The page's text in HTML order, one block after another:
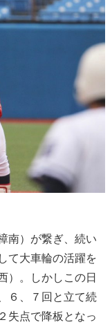
南）が繋ぎ、続い
て大車輪の活躍を
）。しかしこの日
６、７回と立て続
失点で降板となっ